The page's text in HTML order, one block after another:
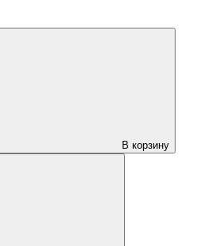
В корзину